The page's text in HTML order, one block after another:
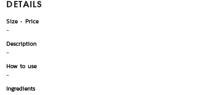
DETAILS
Size
Price
-
Description
-
How to use
-
Ingredients